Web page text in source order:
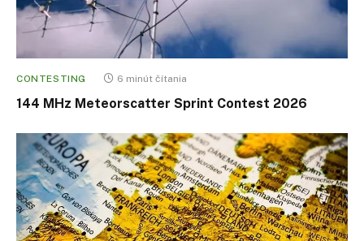
CONTESTING 6 minút čítania
144 MHz Meteorscatter Sprint Contest 2026